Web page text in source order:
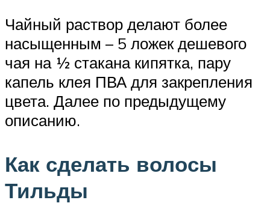
Чайный раствор делают более
насыщенным – 5 ложек дешевого
чая на ½ стакана кипятка, пару
капель клея ПВА для закрепления
цвета. Далее по предыдущему
описанию.
Как сделать волосы
Тильды